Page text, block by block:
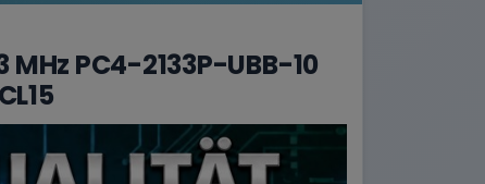
MHz PC4-2133P-UBB-10